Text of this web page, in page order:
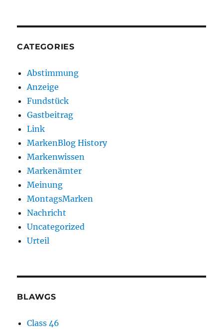
CATEGORIES
Abstimmung
Anzeige
Fundstück
Gastbeitrag
Link
MarkenBlog History
Markenwissen
Markenämter
Meinung
MontagsMarken
Nachricht
Uncategorized
Urteil
BLAWGS
Class 46